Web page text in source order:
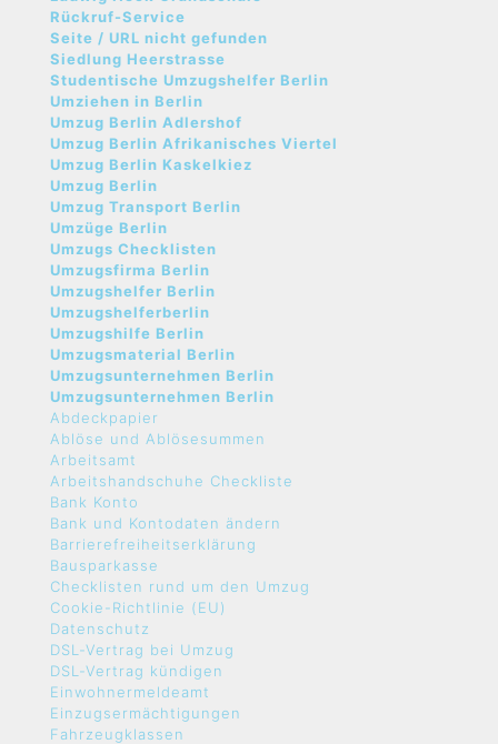
Rückruf-Service
Seite / URL nicht gefunden
Siedlung Heerstrasse
Studentische Umzugshelfer Berlin
Umziehen in Berlin
Umzug Berlin Adlershof
Umzug Berlin Afrikanisches Viertel
Umzug Berlin Kaskelkiez
Umzug Berlin
Umzug Transport Berlin
Umzüge Berlin
Umzugs Checklisten
Umzugsfirma Berlin
Umzugshelfer Berlin
Umzugshelferberlin
Umzugshilfe Berlin
Umzugsmaterial Berlin
Umzugsunternehmen Berlin
Umzugsunternehmen Berlin
Abdeckpapier
Ablöse und Ablösesummen
Arbeitsamt
Arbeitshandschuhe Checkliste
Bank Konto
Bank und Kontodaten ändern
Barrierefreiheitserklärung
Bausparkasse
Checklisten rund um den Umzug
Cookie-Richtlinie (EU)
Datenschutz
DSL-Vertrag bei Umzug
DSL-Vertrag kündigen
Einwohnermeldeamt
Einzugsermächtigungen
Fahrzeugklassen